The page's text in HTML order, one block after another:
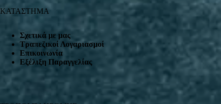
ΚΑΤΑΣΤΗΜΑ
Σχετικά με μας
Τραπεζικοί Λογαριασμοί
Επικοινωνία
Εξέλιξη Παραγγελίας